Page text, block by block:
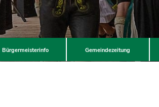
Bürgermeisterinfo Gemeindezeitung